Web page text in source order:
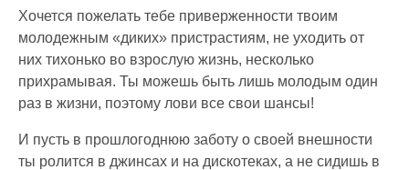
Хочется пожелать тебе приверженности твоим
молодежным «диких» пристрастиям, не уходить от
них тихонько во взрослую жизнь, несколько
прихрамывая. Ты можешь быть лишь молодым один
раз в жизни, поэтому лови все свои шансы!
И пусть в прошлогоднюю заботу о своей внешности
ты ролится в джинсах и на дискотеках, а не сидишь в